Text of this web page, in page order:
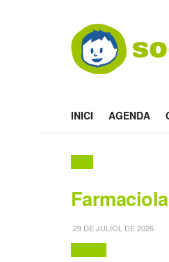
INICI AGENDA
29 DE JULIOL DE 2026